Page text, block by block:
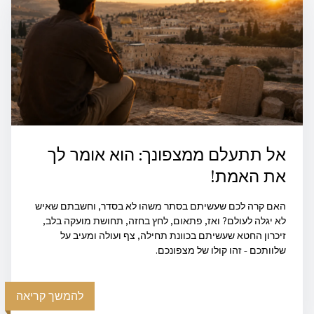
אל תתעלם ממצפונך: הוא אומר לך
את האמת!
האם קרה לכם שעשיתם בסתר משהו לא בסדר, וחשבתם שאיש
לא יגלה לעולם? ואז, פתאום, לחץ בחזה, תחושת מועקה בלב,
זיכרון החטא שעשיתם בכוונת תחילה, צף ועולה ומעיב על
שלוותכם - זהו קולו של מצפונכם.
להמשך קריאה